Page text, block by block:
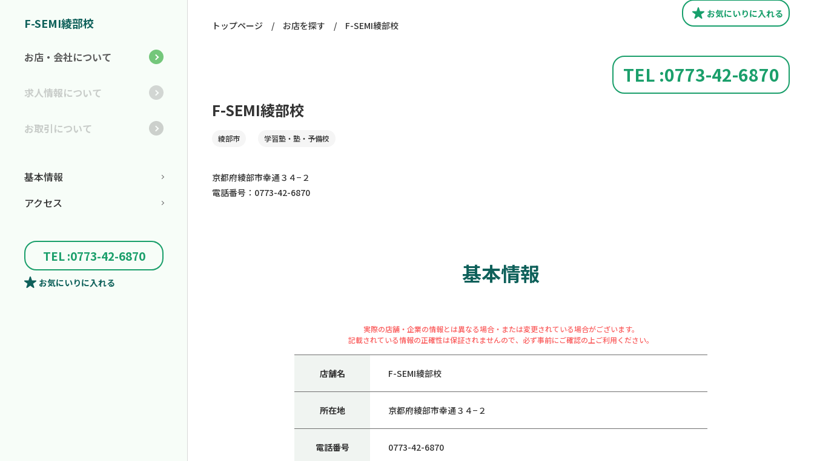
トップページ / お店を探す / F-SEMI綾部校
お気にいりに入れる
TEL :0773-42-6870
F-SEMI綾部校
綾部市 学習塾・塾・予備校
京都府綾部市幸通３４−２
電話番号：0773-42-6870
基本情報
実際の店舗・企業の情報とは異なる場合・または変更されている場合がございます。
記載されている情報の正確性は保証されませんので、必ず事前にご確認の上ご利用ください。
店舗名 F-SEMI綾部校
所在地 京都府綾部市幸通３４−２
電話番号 0773-42-6870
F-SEMI綾部校
お店・会社について
求人情報について
お取引について
基本情報
アクセス
TEL :0773-42-6870
お気にいりに入れる